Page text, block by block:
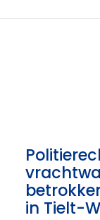
in Tielt-